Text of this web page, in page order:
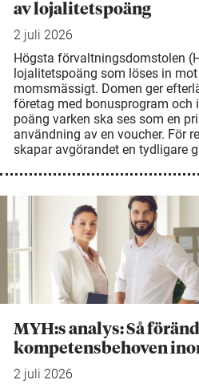
av lojalitetspoäng
2 juli 2026
Högsta förvaltningsdomstolen
lojalitetspoäng som löses in
momsmässigt. Domen ger
företag med bonusprogram och
poäng varken ska ses som en
användning av en voucher. För
skapar avgörandet en tydligare
MYH:s analys: Så
kompetensbehoven
2 juli 2026